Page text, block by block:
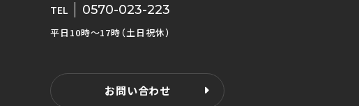
TEL 0570-023-223
平日10時〜17時（土日祝休）
お問い合わせ